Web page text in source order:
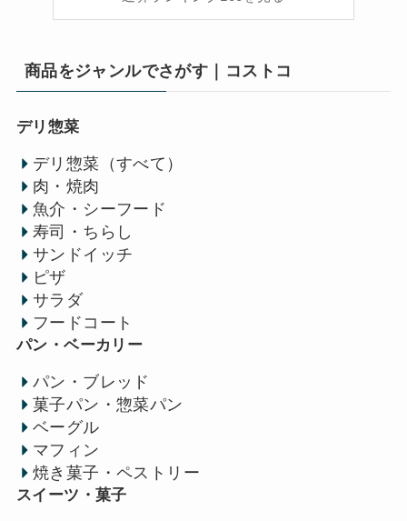
商品をジャンルでさがす｜コストコ
デリ惣菜
デリ惣菜（すべて）
肉・焼肉
魚介・シーフード
寿司・ちらし
サンドイッチ
ピザ
サラダ
フードコート
パン・ベーカリー
パン・ブレッド
菓子パン・惣菜パン
ベーグル
マフィン
焼き菓子・ペストリー
スイーツ・菓子